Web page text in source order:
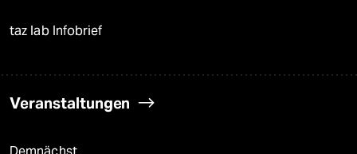
taz lab Infobrief
Veranstaltungen
Demnächst